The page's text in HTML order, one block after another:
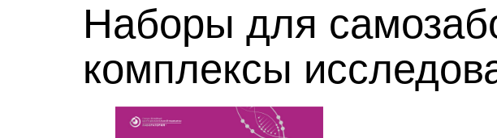
Наборы для
комплексы